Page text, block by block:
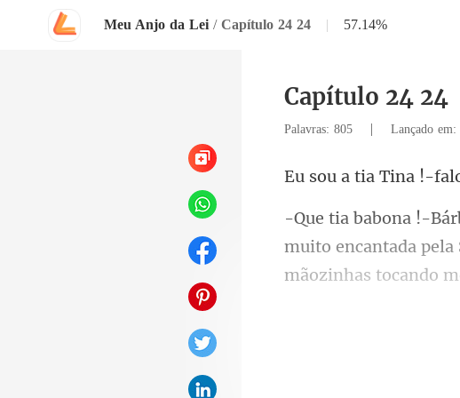
Meu Anjo da Lei / Capítulo 24 24 | 57.14%
Capítulo 24 24
Palavras: 805 | Lançado
!-
muito encantada pela